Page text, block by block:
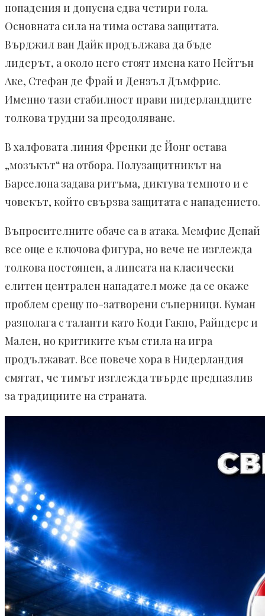
попадения и допусна едва четири гола.
Основната сила на тима остава защитата.
Върджил ван Дайк продължава да бъде
лидерът, а около него стоят имена като Нейтън
Аке, Стефан де Фрай и Дензъл Дъмфрис.
Именно тази стабилност прави нидерландците
толкова трудни за преодоляване.
В халфовата линия Френки де Йонг остава
„мозъкът“ на отбора. Полузащитникът на
Барселона задава ритъма, диктува темпото и е
човекът, който свързва защитата с нападението.
Въпросителните обаче са в атака. Мемфис Депай
все още е ключова фигура, но вече не изглежда
толкова постоянен, а липсата на класически
елитен централен нападател може да се окаже
проблем срещу по-затворени съперници. Куман
разполага с таланти като Коди Гакпо, Райндерс и
Мален, но критиките към стила на игра
продължават. Все повече хора в Нидерландия
смятат, че тимът изглежда твърде предпазлив
за традициите на страната.